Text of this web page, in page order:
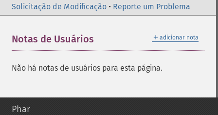
Solicitação de Modificação • Reporte um Problema
＋ adicionar nota
Notas de Usuários
Não há notas de usuários para esta página.
Phar